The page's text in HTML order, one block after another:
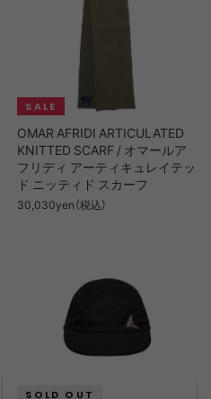
OMAR AFRIDI ARTICULATED
KNITTED SCARF / オマールア
フリディ アーティキュレイテッ
ド ニッティド スカーフ
30,030yen（税込）